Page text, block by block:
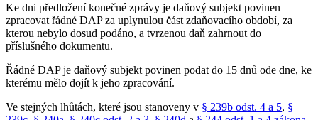
Ke dni předložení konečné zprávy je daňový subjekt povinen
zpracovat řádné DAP za uplynulou část zdaňovacího období, za
kterou nebylo dosud podáno, a tvrzenou daň zahrnout do
příslušného dokumentu.
Řádné DAP je daňový subjekt povinen podat do 15 dnů ode dne, ke
kterému mělo dojít k jeho zpracování.
Ve stejných lhůtách, které jsou stanoveny v § 239b odst. 4 a 5, §